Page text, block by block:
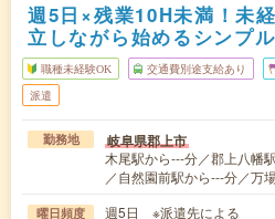
週5日×残業10H未満！未
立しながら始めるシンプ
職種未経験OK 交通費別途支給あり
派遣
勤務地 岐阜県郡上市
木尾駅から---分／郡上八幡
／自然園前駅から---分／万
曜日頻度 週5日 ※派遣先による